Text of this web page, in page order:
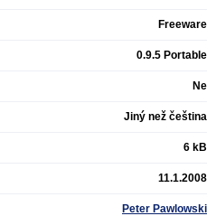
Freeware
0.9.5 Portable
Ne
Jiný než čeština
6 kB
11.1.2008
Peter Pawlowski